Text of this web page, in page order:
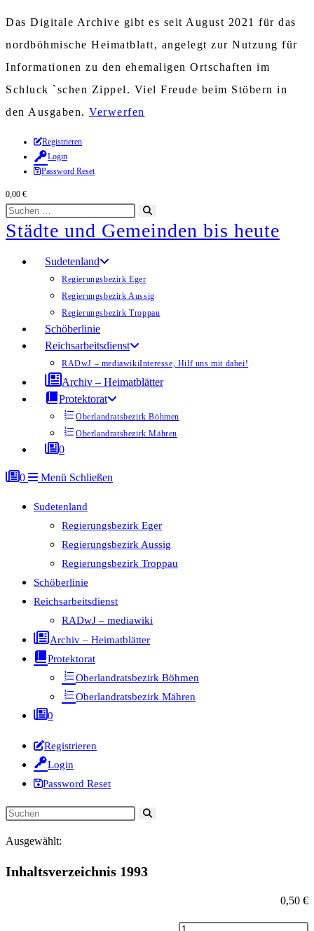
Das Digitale Archive gibt es seit August 2021 für das
nordböhmische Heimatblatt, angelegt zur Nutzung für
Informationen zu den ehemaligen Ortschaften im
Schluck `schen Zippel. Viel Freude beim Stöbern in
den Ausgaben. Verwerfen
Zum
Inhalt
springen
Registrieren
Login
Password Reset
0,00 €
Diese
Website
durchsuchen
starten
Städte und Gemeinden bis heute
Sudetenland
Regierungsbezirk Eger
Regierungsbezirk Aussig
Regierungsbezirk Troppau
Schöberlinie
Reichsarbeitsdienst
RADwJ – mediawikiInteresse, Hilf uns mit dabei!
Archiv – Heimatblätter
Protektorat
Oberlandratsbezirk Böhmen
Oberlandratsbezirk Mähren
0
0 Menü Schließen
Sudetenland
Regierungsbezirk Eger
Regierungsbezirk Aussig
Regierungsbezirk Troppau
Schöberlinie
Reichsarbeitsdienst
RADwJ – mediawiki
Archiv – Heimatblätter
Protektorat
Oberlandratsbezirk Böhmen
Oberlandratsbezirk Mähren
0
Registrieren
Login
Password Reset
Diese
durchsuchen
Ausgewählt:
Inhaltsverzeichnis 1993
0,50 €
Inhaltsverzeichnis